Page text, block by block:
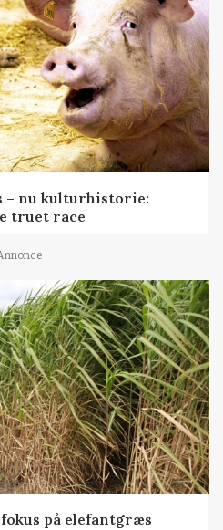
– nu kulturhistorie:
truet race
på elefantgræs